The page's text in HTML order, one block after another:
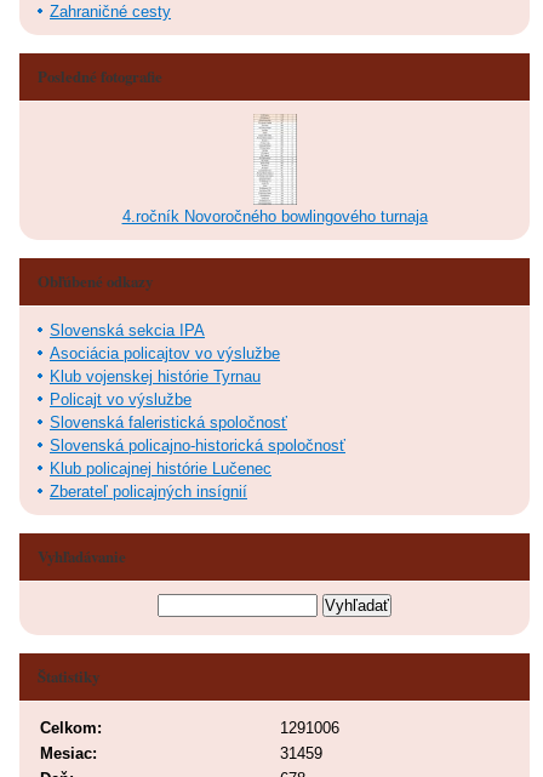
Zahraničné cesty
Posledné fotografie
4.ročník Novoročného bowlingového turnaja
Obľúbené odkazy
Slovenská sekcia IPA
Asociácia policajtov vo výslužbe
Klub vojenskej histórie Tyrnau
Policajt vo výslužbe
Slovenská faleristická spoločnosť
Slovenská policajno-historická spoločnosť
Klub policajnej histórie Lučenec
Zberateľ policajných insígnií
Vyhľadávanie
Štatistiky
Celkom:
1291006
Mesiac:
31459